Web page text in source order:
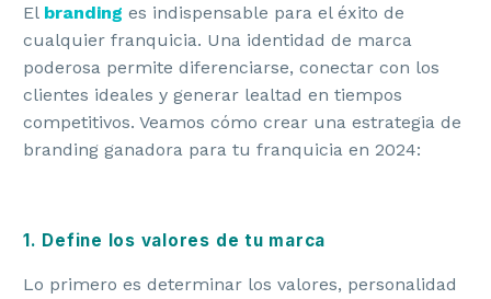
El branding es indispensable para el éxito de
cualquier franquicia. Una identidad de marca
poderosa permite diferenciarse, conectar con los
clientes ideales y generar lealtad en tiempos
competitivos. Veamos cómo crear una estrategia de
branding ganadora para tu franquicia en 2024:
1. Define los valores de tu marca
Lo primero es determinar los valores, personalidad